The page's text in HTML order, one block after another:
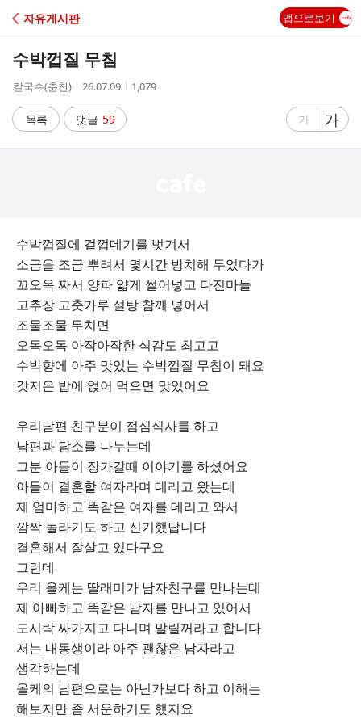
C
A
자유게시판 앱으로보기
수박껍질 무침
작
자
칼국수(춘천)
작
시
간
26.07.09
조
1,079
목록 댓글 59
글
가
글
자
가
수박껍질에 겉껍데기를 벗겨서
소금을 조금 뿌려서 몇시간 방치해 두었다가
꼬오옥 짜서 양파 얇게 썰어넣고 다진마늘
고추장 고춧가루 설탕 참깨 넣어서
조물조물 무치면
오독오독 아작아작한 식감도 최고고
수박향에 아주 맛있는 수박껍질 무침이 돼요
갓지은 밥에 얹어 먹으면 맛있어요
우리남편 친구분이 점심식사를 하고
남편과 담소를 나누는데
그분 아들이 장가갈때 이야기를 하셨어요
아들이 결혼할 여자라며 데리고 왔는데
제 엄마하고 똑같은 여자를 데리고 와서
깜짝 놀라기도 하고 신기했답니다
결혼해서 잘살고 있다구요
그런데
우리 올케는 딸래미가 남자친구를 만나는데
제 아빠하고 똑같은 남자를 만나고 있어서
도시락 싸가지고 다니며 말릴꺼라고 합니다
저는 내동생이라 아주 괜찮은 남자라고
생각하는데
올케의 남편으로는 아닌가보다 하고 이해는
해보지만 좀 서운하기도 했지요